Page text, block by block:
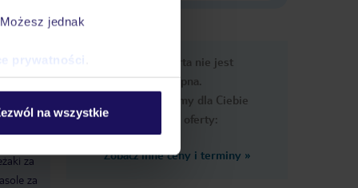
jednak
prywatności
na wszystkie
za
za
Ups, ta oferta nie jest
dostępna.
Przygotowaliśmy dla Ciebie
podobne oferty:
Zobacz inne ceny i terminy »